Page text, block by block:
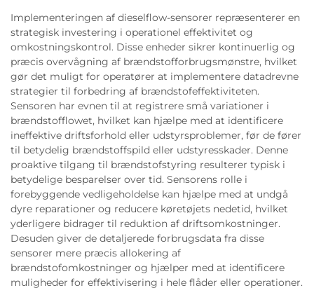
Implementeringen af dieselflow-sensorer repræsenterer en
strategisk investering i operationel effektivitet og
omkostningskontrol. Disse enheder sikrer kontinuerlig og
præcis overvågning af brændstofforbrugsmønstre, hvilket
gør det muligt for operatører at implementere datadrevne
strategier til forbedring af brændstofeffektiviteten.
Sensoren har evnen til at registrere små variationer i
brændstofflowet, hvilket kan hjælpe med at identificere
ineffektive driftsforhold eller udstyrsproblemer, før de fører
til betydelig brændstoffspild eller udstyresskader. Denne
proaktive tilgang til brændstofstyring resulterer typisk i
betydelige besparelser over tid. Sensorens rolle i
forebyggende vedligeholdelse kan hjælpe med at undgå
dyre reparationer og reducere køretøjets nedetid, hvilket
yderligere bidrager til reduktion af driftsomkostninger.
Desuden giver de detaljerede forbrugsdata fra disse
sensorer mere præcis allokering af
brændstofomkostninger og hjælper med at identificere
muligheder for effektivisering i hele flåder eller operationer.